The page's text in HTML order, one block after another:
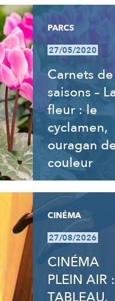
PARCS
27/05/2020
Carnets de
saisons –
fleur : le
cyclamen,
ouragan
couleur
CINÉMA
27/08/2026
CINÉMA
PLEIN AIR
TABLEAU,